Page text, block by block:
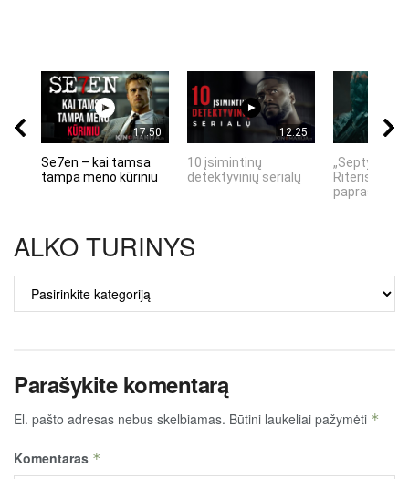
17:50
Se7en – kai tamsa
tampa meno kūriniu
12:25
10 įsimintinų
detektyvinių serialų
„Septynių
Riteris" – kai
ALKO TURINYS
ALKO
TURINYS
Parašykite komentarą
El. pašto adresas nebus skelbiamas. Būtini laukeliai pažymėti *
Komentaras *